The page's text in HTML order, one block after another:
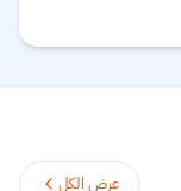
million
عرض الكل